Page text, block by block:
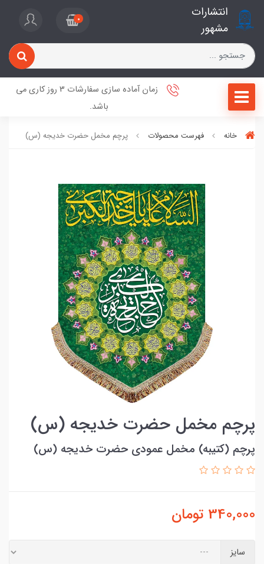
انتشارات
مشهور
0
زمان آماده سازی سفارشات 3 روز کاری می
باشد.
خانه فهرست محصولات پرچم مخمل حضرت خدیجه (س)
پرچم مخمل حضرت خدیجه (س)
پرچم (کتیبه) مخمل عمودی حضرت خدیجه (س)
340,000 تومان
سایز